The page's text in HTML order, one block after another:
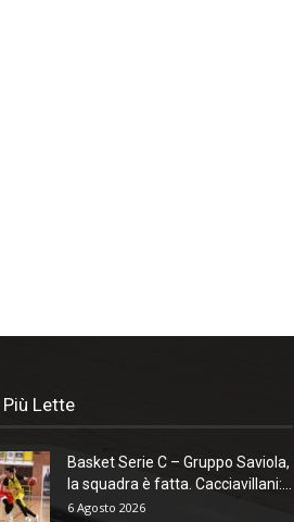
Lette
Basket Serie C – Gruppo Saviola,
la squadra è fatta. Cacciavillani:...
6 Agosto 2026